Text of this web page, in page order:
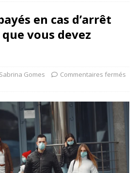
en cas d’arrêt
vous devez
Sabrina Gomes Commentaires fermés